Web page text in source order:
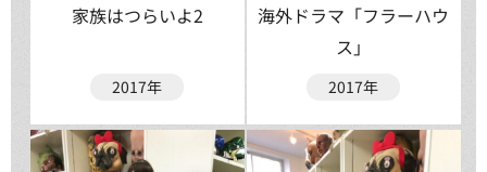
家族はつらいよ2
2017年
海外ドラマ「フラーハウ
ス」
2017年